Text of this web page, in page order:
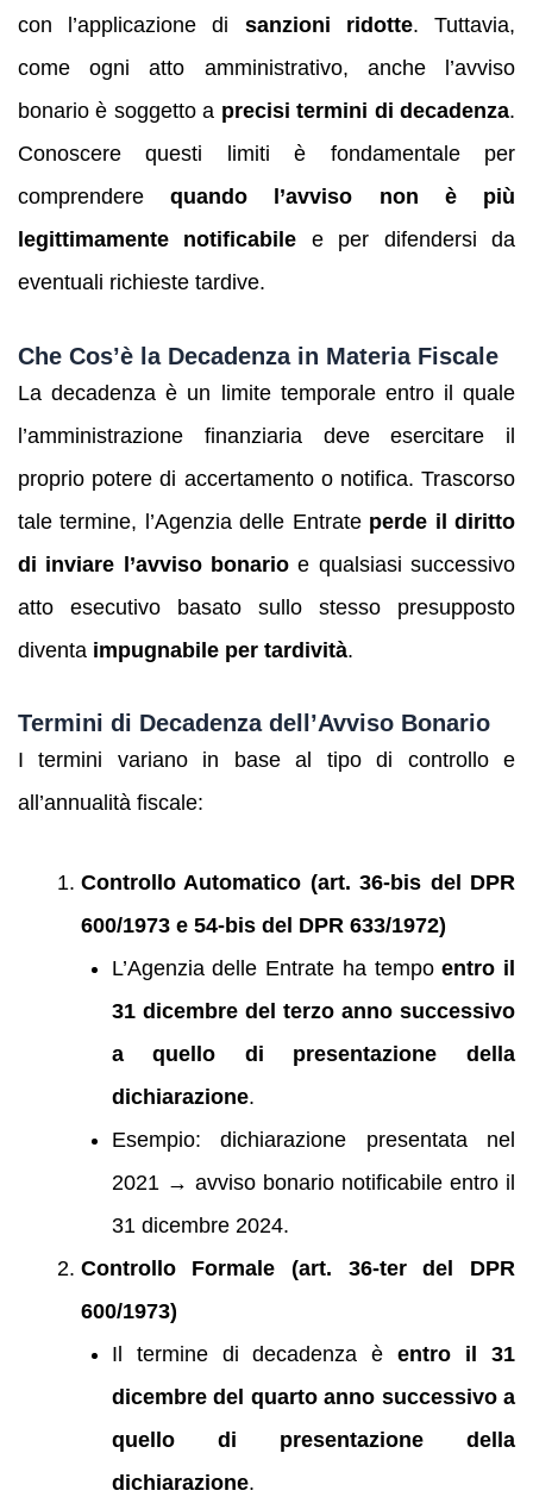
con l’applicazione di sanzioni ridotte. Tuttavia,
come ogni atto amministrativo, anche l’avviso
bonario è soggetto a precisi termini di decadenza.
Conoscere questi limiti è fondamentale per
comprenderequando l’avviso non è più
legittimamente notificabile e per difendersi da
eventuali richieste tardive.
Che Cos’è la Decadenza in Materia Fiscale
La decadenza è un limite temporale entro il quale
l’amministrazione finanziaria deve esercitare il
proprio potere di accertamento o notifica. Trascorso
tale termine, l’Agenzia delle Entrate perde il diritto
di inviare l’avviso bonario e qualsiasi successivo
atto esecutivo basato sullo stesso presupposto
diventa impugnabile per tardività.
Termini di Decadenza dell’Avviso Bonario
I termini variano in base al tipo di controllo e
all’annualità fiscale:
Controllo Automatico (art. 36-bis del DPR
600/1973 e 54-bis del DPR 633/1972)
L’Agenzia delle Entrate ha tempoentro il
31 dicembre del terzo anno successivo
a quello di presentazione della
dichiarazione.
Esempio: dichiarazione presentata nel
2021 → avviso bonario notificabile entro il
31 dicembre 2024.
Controllo Formale (art. 36-ter del DPR
600/1973)
Il termine di decadenza èentro il 31
dicembre del quarto anno successivo a
quello di presentazione della
dichiarazione.